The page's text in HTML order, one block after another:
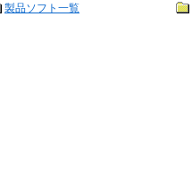
製品ソフト一覧